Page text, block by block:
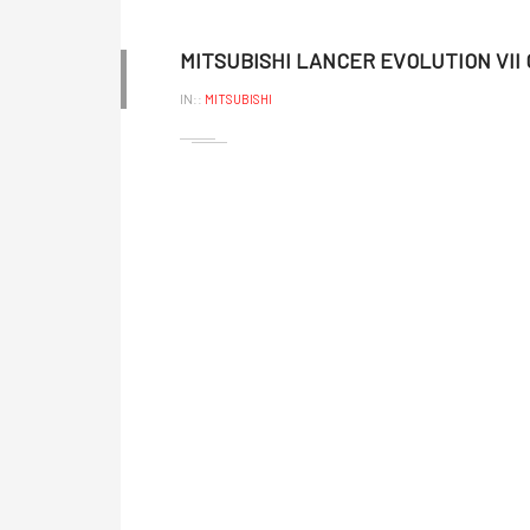
MITSUBISHI LANCER EVOLUTION VII
IN:: MITSUBISHI